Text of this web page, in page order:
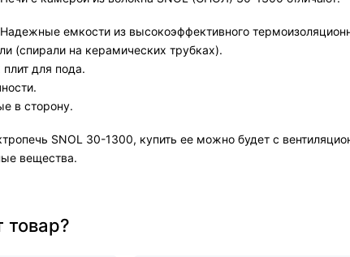
Надежные емкости из высокоэффективного
(спирали на керамических трубках).
для пода.
в сторону.
SNOL 30-1300, купить ее можно будет с
вещества.
товар?